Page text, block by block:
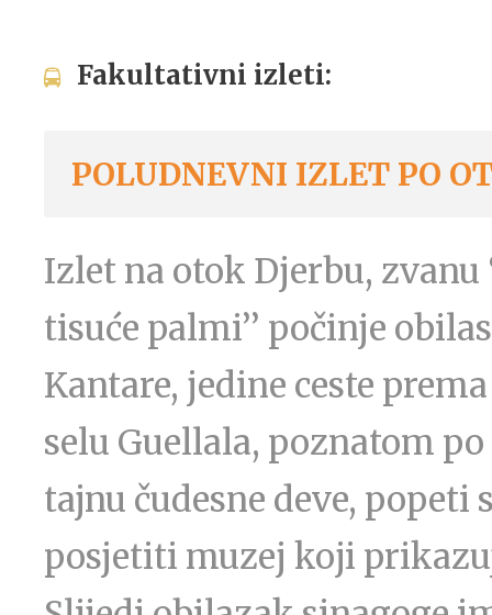
Fakultativni izleti:
POLUDNEVNI IZLET PO
Izlet na otok Djerbu, zvanu
tisuće palmi’’ počinje
Kantare, jedine ceste
selu Guellala, poznatom
tajnu čudesne deve,
posjetiti muzej koji